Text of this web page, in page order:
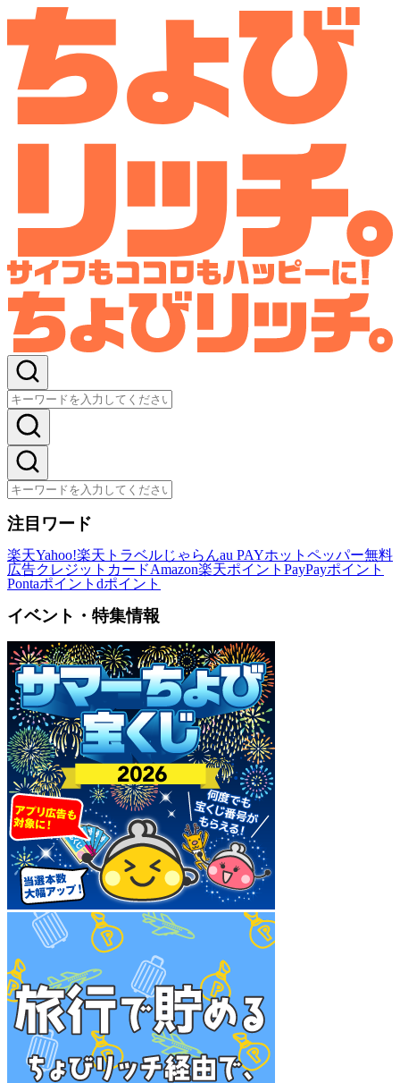
注目ワード
楽天Yahoo!楽天トラベルじゃらんau PAYホットペッパー無料
広告クレジットカードAmazon楽天ポイント PayPayポイント
Pontaポイント dポイント
イベント・特集情報